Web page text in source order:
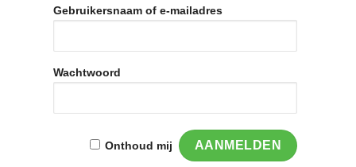
Gebruikersnaam of e-mailadres
Wachtwoord
Onthoud mij